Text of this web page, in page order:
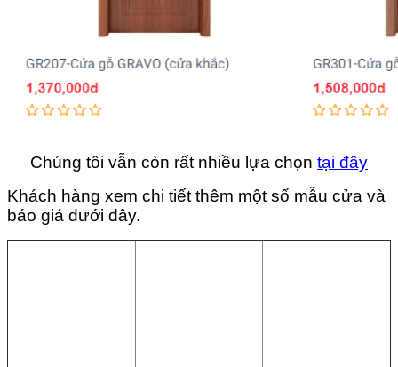
Chúng tôi vẫn còn rất nhiều lựa chọn tại đây
Khách hàng xem chi tiết thêm một số mẫu cửa và
báo giá dưới đây.